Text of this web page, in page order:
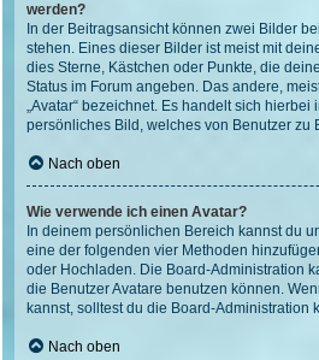
werden?
In der Beitragsansicht können zwei Bilder
stehen. Eines dieser Bilder ist meist mit
dies Sterne, Kästchen oder Punkte, die
Status im Forum angeben. Das andere,
„Avatar“ bezeichnet. Es handelt sich hierbei
persönliches Bild, welches von Benutzer zu
Nach oben
Wie verwende ich einen Avatar?
In deinem persönlichen Bereich kannst du
eine der folgenden vier Methoden
oder Hochladen. Die Board-Administration
die Benutzer Avatare benutzen können.
kannst, solltest du die Board-Administration
Nach oben